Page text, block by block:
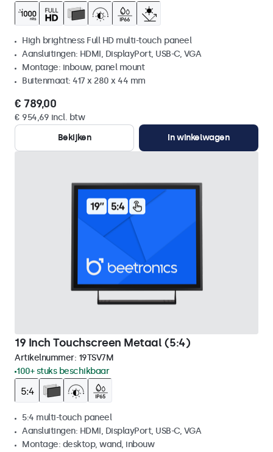
High brightness Full HD multi-touch paneel
Aansluitingen: HDMI, DisplayPort, USB-C, VGA
Montage: inbouw, panel mount
Buitenmaat: 417 x 280 x 44 mm
€ 789,00
€ 954,69 incl. btw
Bekijken
In winkelwagen
19 Inch Touchscreen Metaal (5:4)
Artikelnummer: 19TSV7M
100+ stuks beschikbaar
5:4 multi-touch paneel
Aansluitingen: HDMI, DisplayPort, USB-C, VGA
Montage: desktop, wand, inbouw